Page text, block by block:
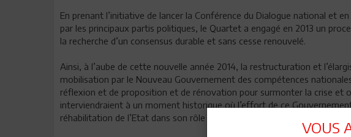
En prenant l’initiative de lancer la Conférence du Dialogue national et
par les principaux partis politiques, le Quartet a engagé en 2013 un
la recherche d’un consensus durable et sans cesse renouvelé.
Ainsi, à l’aube de cette nouvelle année 2014, la restructuration et
mobilisation par le Nouveau Gouvernement des compétences
réflexion et de proposition et de rénovation pour surmonter la crise et
interviendraient à un moment historique où l’effort de ce
réhabilitation de l’Etat dans son rôle primordial de garant de la cohésion
VOUS